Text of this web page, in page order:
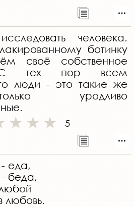
человека.
ботинку
своё собственное
С тех пор всем
люди - это такие же
уродливо
5
- еда,
- беда,
любовь.